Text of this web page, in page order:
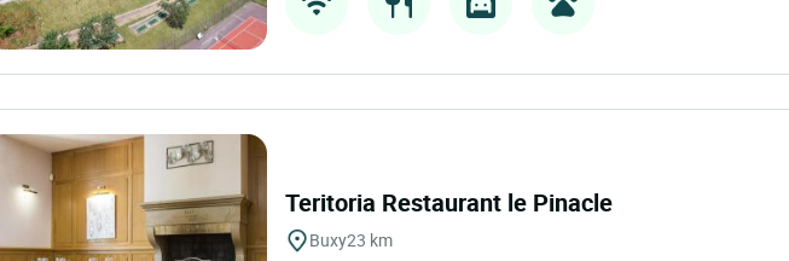
Teritoria Restaurant le Pinacle
Buxy23 km